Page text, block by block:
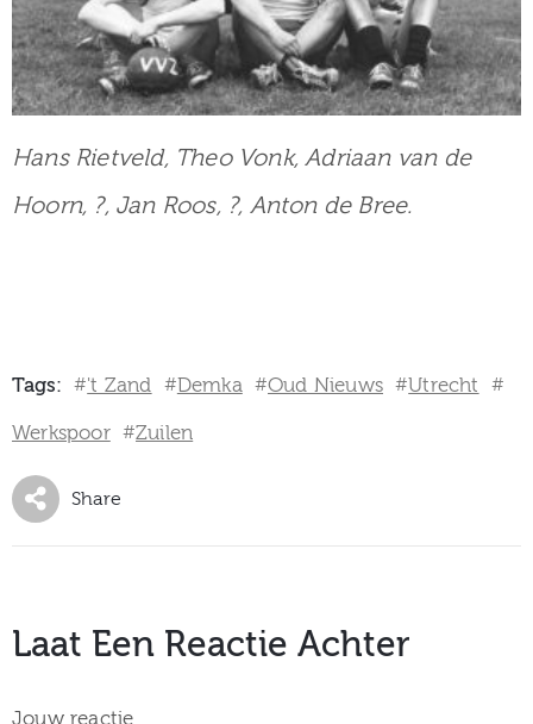
Hans Rietveld, Theo Vonk, Adriaan van de
Hoorn, ?, Jan Roos, ?, Anton de Bree.
Tags: #'t Zand #Demka #Oud Nieuws #Utrecht #
Werkspoor #Zuilen
Share
Laat Een Reactie Achter
Jouw reactie